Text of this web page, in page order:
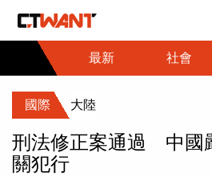
最新 社會
國際 大陸
刑法修正案通過 中國
關犯行